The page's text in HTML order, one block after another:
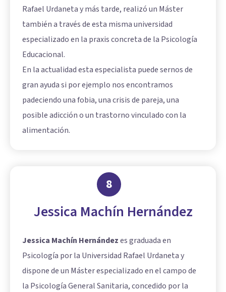
Rafael Urdaneta y más tarde, realizó un Máster
también a través de esta misma universidad
especializado en la praxis concreta de la Psicología
Educacional.
En la actualidad esta especialista puede sernos de
gran ayuda si por ejemplo nos encontramos
padeciendo una fobia, una crisis de pareja, una
posible adicción o un trastorno vinculado con la
alimentación.
8
Jessica Machín Hernández
Jessica Machín Hernándezes graduada en
Psicología por la Universidad Rafael Urdaneta y
dispone de un Máster especializado en el campo de
la Psicología General Sanitaria, concedido por la